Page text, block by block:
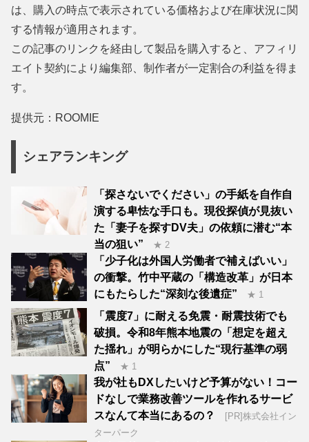
は、購入の時点で表示されている価格および在庫状況に関
する情報が適用されます。
この記事のリンクを経由して製品を購入すると、アフィリ
エイト契約により編集部、制作者が一定割合の利益を得ま
す。
提供元：ROOMIE
シェアランキング
「探さないでください」の手紙を自作自
演する卑怯な手口も。現役探偵が見抜い
た「妻子を探すDV夫」の依頼に潜む“本
当の狙い”
★ 2
「少子化は外国人労働者で補えばいい」
の衝撃。竹中平蔵の「構造改革」が日本
にもたらした“深刻な後遺症”
★ 1
「震度7」に耐える免震・耐震技術でも
破損。令和8年熊本地震の「想定を超え
た揺れ」が明らかにした“現行基準の弱
点”
★ 1
我が社もDXしたいけど予算がない！コー
ドなしで業務改善ツールを作れるサービ
スなんて本当にあるの？
[PR]株式会社イン
ターパーク